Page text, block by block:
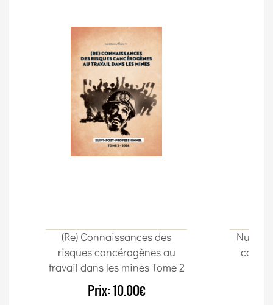
(Re) Connaissances des
risques cancérogènes au
travail dans les mines Tome 2
Prix:10.00€
Nuta